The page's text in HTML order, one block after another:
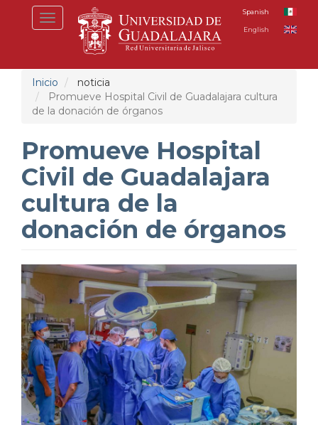
Toggle
navigation
Spanish
English
Inicio
noticia
Promueve Hospital Civil de Guadalajara cultura
de la donación de órganos
Promueve Hospital
Civil de Guadalajara
cultura de la
donación de órganos